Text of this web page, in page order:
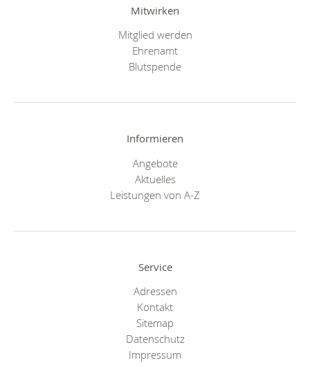
Mitwirken
Mitglied werden
Ehrenamt
Blutspende
Informieren
Angebote
Aktuelles
Leistungen von A-Z
Service
Adressen
Kontakt
Sitemap
Datenschutz
Impressum